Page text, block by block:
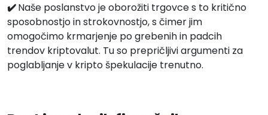
✔️Naše poslanstvo je oborožiti trgovce s to kritično
sposobnostjo in strokovnostjo, s čimer jim
omogočimo krmarjenje po grebenih in padcih
trendov kriptovalut. Tu so prepričljivi argumenti za
poglabljanje v kripto špekulacije trenutno.